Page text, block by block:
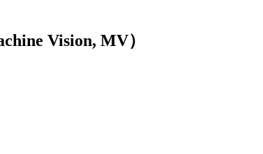
Vision, MV）